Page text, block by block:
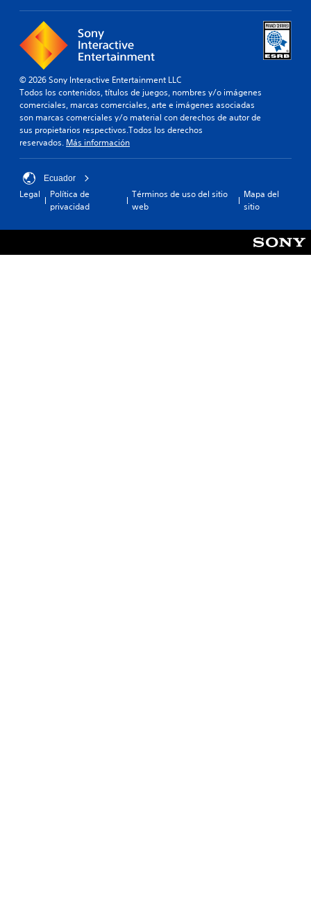
© 2026 Sony Interactive Entertainment LLC
Todos los contenidos, títulos de juegos, nombres y/o imágenes
comerciales, marcas comerciales, arte e imágenes asociadas
son marcas comerciales y/o material con derechos de autor de
sus propietarios respectivos.Todos los derechos
reservados. Más información
Ecuador
Legal
Política de
privacidad
Términos de uso del sitio
web
Mapa del
sitio